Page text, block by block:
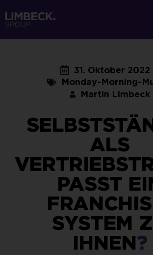
31. Oktober 2022
Monday-Morning-
Martin Limbeck
ALS
PASST
SYSTEM
IHNEN?